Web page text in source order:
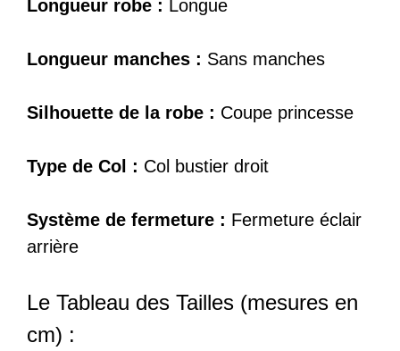
Longueur robe : Longue
Longueur manches : Sans manches
Silhouette de la robe : Coupe princesse
Type de Col : Col bustier droit
Système de fermeture : Fermeture éclair
arrière
Le Tableau des Tailles (mesures en
cm) :